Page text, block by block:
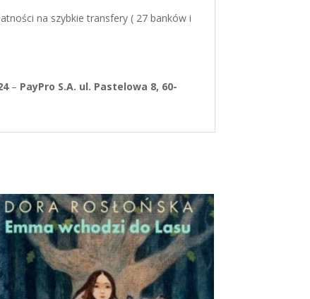
na szybkie transfery ( 27 banków i
– PayPro S.A. ul. Pastelowa 8, 60-